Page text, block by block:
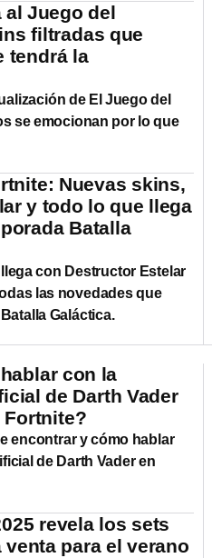
Juego del
filtradas que
tendrá la
de El Juego del
se emocionan por lo que
Nuevas skins,
y todo lo que llega
Batalla
con Destructor Estelar
las novedades que
Galáctica.
con la
de Darth Vader
Fortnite?
encontrar y cómo hablar
de Darth Vader en
revela los sets
para el verano